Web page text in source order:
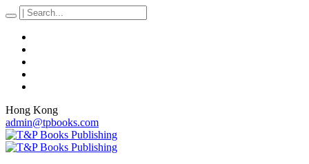
Hong Kong
admin@tpbooks.com